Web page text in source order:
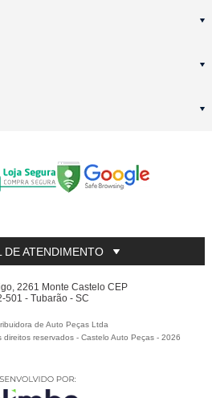
DE ATENDIMENTO
2261 Monte Castelo CEP
501 - Tubarão - SC
de Auto Peças Ltda
direitos reservados -Castelo Auto Peças -2026